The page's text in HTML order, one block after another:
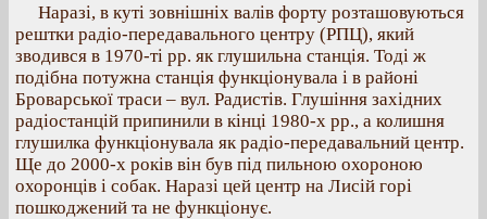
Наразі, в куті зовнішніх валів форту розташовуються
рештки радіо-передавального центру (РПЦ), який
зводився в 1970-ті рр. як глушильна станція. Тоді ж
подібна потужна станція функціонувала і в районі
Броварської траси – вул. Радистів. Глушіння західних
радіостанцій припинили в кінці 1980-х рр., а колишня
глушилка функціонувала як радіо-передавальний центр.
Ще до 2000-х років він був під пильною охороною
охоронців і собак. Наразі цей центр на Лисій горі
пошкоджений та не функціонує.